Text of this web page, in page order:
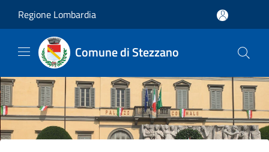
Regione Lombardia
Comune di Stezzano